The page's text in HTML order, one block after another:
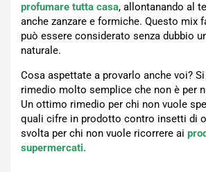
profumare tutta casa, allontanando al
anche zanzare e formiche. Questo mix
può essere considerato senza dubbio
naturale.
Cosa aspettate a provarlo anche voi?
rimedio molto semplice che non è per
Un ottimo rimedio per chi non vuole
quali cifre in prodotto contro insetti di
svolta per chi non vuole ricorrere ai
supermercati.